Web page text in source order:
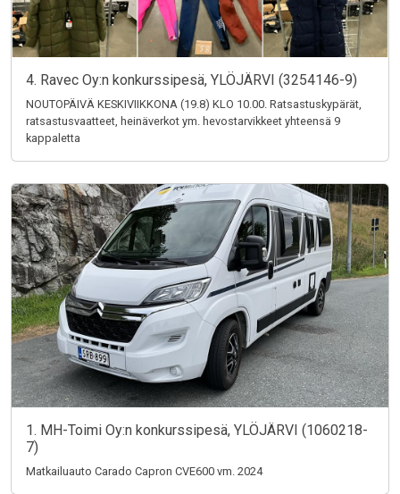
4. Ravec Oy:n konkurssipesä, YLÖJÄRVI (3254146-9)
NOUTOPÄIVÄ KESKIVIIKKONA (19.8) KLO 10.00. Ratsastuskypärät,
ratsastusvaatteet, heinäverkot ym. hevostarvikkeet yhteensä 9
kappaletta
1. MH-Toimi Oy:n konkurssipesä, YLÖJÄRVI (1060218-
7)
Matkailuauto Carado Capron CVE600 vm. 2024